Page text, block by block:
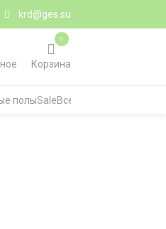
krd@ges.su
Корзина
0
полыSaleВсе категории